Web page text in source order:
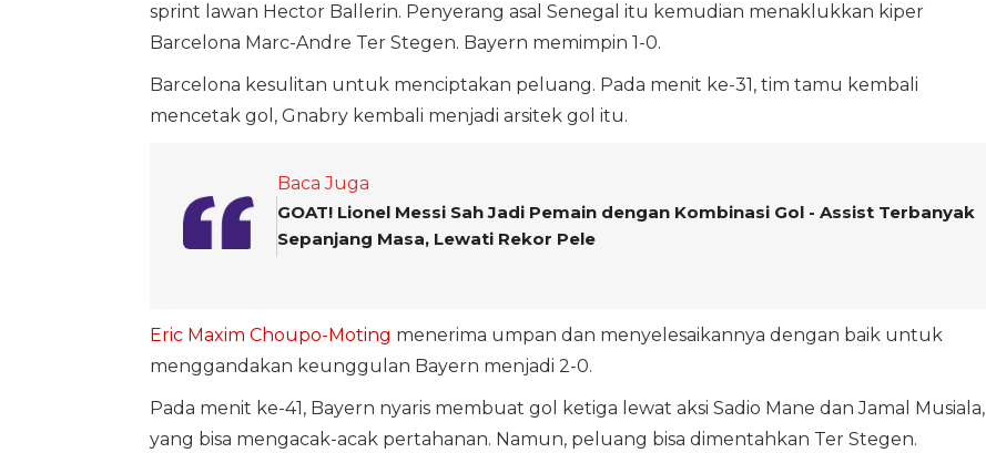
sprint lawan Hector Ballerin. Penyerang asal Senegal itu kemudian menaklukkan kiper
Barcelona Marc-Andre Ter Stegen. Bayern memimpin 1-0.
Barcelona kesulitan untuk menciptakan peluang. Pada menit ke-31, tim tamu kembali
mencetak gol, Gnabry kembali menjadi arsitek gol itu.
Baca Juga
GOAT! Lionel Messi Sah Jadi Pemain dengan Kombinasi Gol - Assist Terbanyak
Sepanjang Masa, Lewati Rekor Pele
Eric Maxim Choupo-Moting menerima umpan dan menyelesaikannya dengan baik untuk
menggandakan keunggulan Bayern menjadi 2-0.
Pada menit ke-41, Bayern nyaris membuat gol ketiga lewat aksi Sadio Mane dan Jamal Musiala,
yang bisa mengacak-acak pertahanan. Namun, peluang bisa dimentahkan Ter Stegen.